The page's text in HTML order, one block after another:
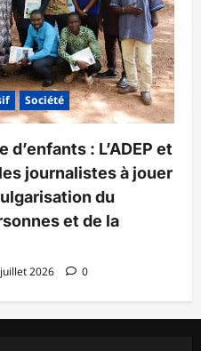
Société
: L’ADEP et
journalistes à jouer
du
et de la
2026 0